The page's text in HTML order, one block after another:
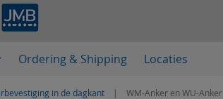
Ordering & Shipping Locaties
in de dagkant WM-Anker en WU-Anker